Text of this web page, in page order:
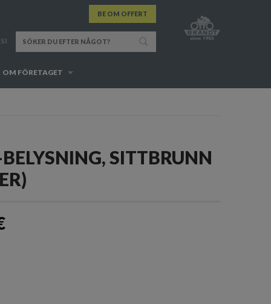
BE OM OFFERT
OM FÖRETAGET
SITTBRUNN